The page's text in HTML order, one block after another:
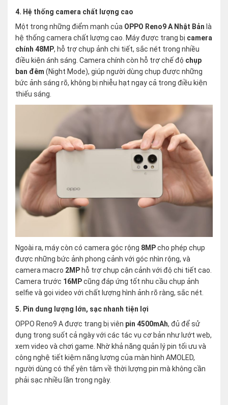
4. Hệ thống camera chất lượng cao
Một trong những điểm mạnh của OPPO Reno9 A Nhật Bản là
hệ thống camera chất lượng cao. Máy được trang bị camera
chính 48MP, hỗ trợ chụp ảnh chi tiết, sắc nét trong nhiều
điều kiện ánh sáng. Camera chính còn hỗ trợ chế độ chụp
ban đêm (Night Mode), giúp người dùng chụp được những
bức ảnh sáng rõ, không bị nhiễu hạt ngay cả trong điều kiện
thiếu sáng.
Ngoài ra, máy còn có camera góc rộng 8MPcho phép chụp
được những bức ảnh phong cảnh với góc nhìn rộng, và
camera macro 2MPhỗ trợ chụp cận cảnh với độ chi tiết cao.
Camera trước 16MPcũng đáp ứng tốt nhu cầu chụp ảnh
selfie và gọi video với chất lượng hình ảnh rõ ràng, sắc nét.
5. Pin dung lượng lớn, sạc nhanh tiện lợi
OPPO Reno9 A được trang bị viên pin 4500mAh, đủ để sử
dụng trong suốt cả ngày với các tác vụ cơ bản như lướt web,
xem video và chơi game. Nhờ khả năng quản lý pin tối ưu và
công nghệ tiết kiệm năng lượng của màn hình AMOLED,
người dùng có thể yên tâm về thời lượng pin mà không cần
phải sạc nhiều lần trong ngày.